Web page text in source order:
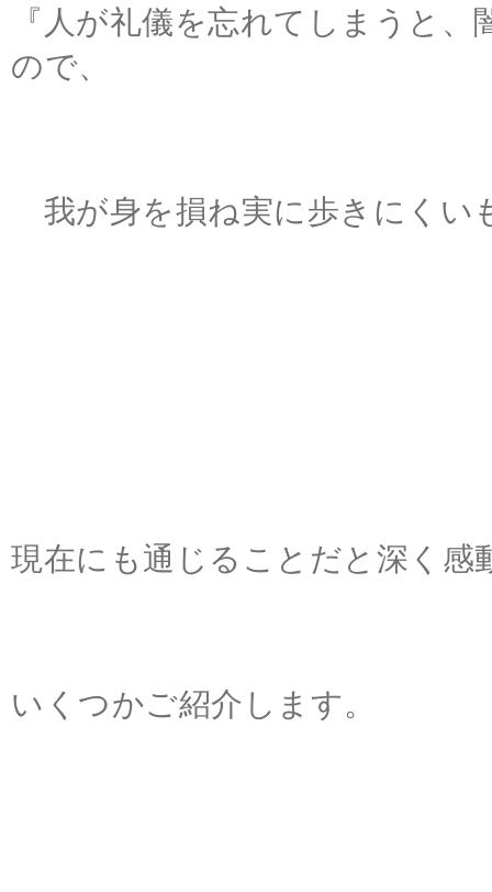
『人が礼儀を忘れてしまうと
ので、
我が身を損ね実に歩きにくい
現在にも通じることだと深く感
いくつかご紹介します。